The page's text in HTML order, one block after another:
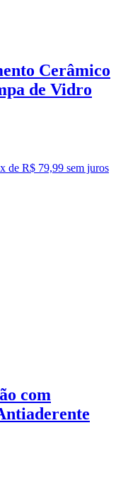
Cerâmico
de Vidro
x de R$ 79,99 sem juros
com